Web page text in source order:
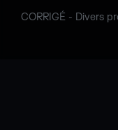
CORRIGÉ - Divers